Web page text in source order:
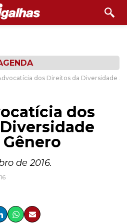
dos Direitos da Diversidade
dos
de 2016.